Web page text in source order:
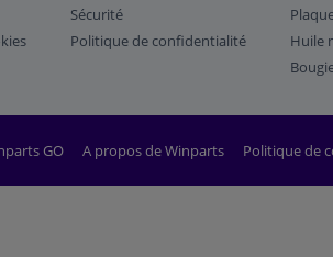
Sécurité
Politique de confidentialité
Huile
GO A propos de Winparts Politique de